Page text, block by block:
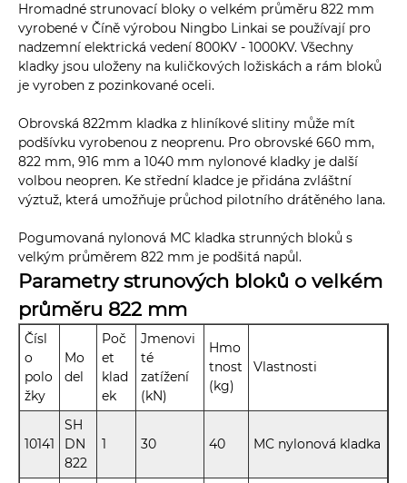
Hromadné strunovací bloky o velkém průměru 822 mm
vyrobené v Číně výrobou Ningbo Linkai se používají pro
nadzemní elektrická vedení 800KV - 1000KV. Všechny
kladky jsou uloženy na kuličkových ložiskách a rám bloků
je vyroben z pozinkované oceli.
Obrovská 822mm kladka z hliníkové slitiny může mít
podšívku vyrobenou z neoprenu. Pro obrovské 660 mm,
822 mm, 916 mm a 1040 mm nylonové kladky je další
volbou neopren. Ke střední kladce je přidána zvláštní
výztuž, která umožňuje průchod pilotního drátěného lana.
Pogumovaná nylonová MC kladka strunných bloků s
velkým průměrem 822 mm je podšitá napůl.
Parametry strunových bloků o velkém
průměru 822 mm
Čísl
o
polo
žky
Mo
del
Poč
et
klad
ek
Jmenovi
té
zatížení
(kN)
Hmo
tnost
(kg)
Vlastnosti
10141
SH
DN
822
1 30 40 MC nylonová kladka